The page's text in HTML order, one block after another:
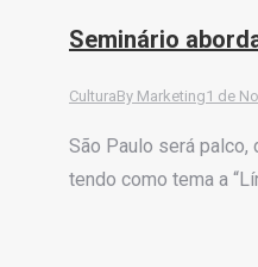
Seminário
CulturaBy Marketing1 de
São Paulo será palco,
tendo como tema a